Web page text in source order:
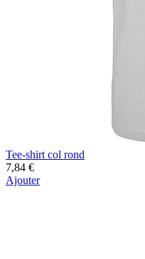
Tee-shirt col rond
7,84 €
Ajouter